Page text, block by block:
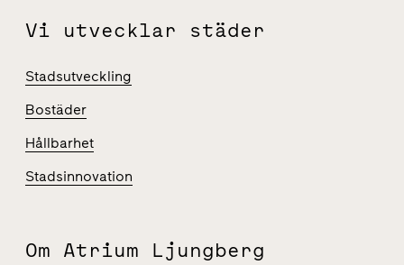
Vi utvecklar städer
Stadsutveckling
Bostäder
Hållbarhet
Stadsinnovation
Om Atrium Ljungberg